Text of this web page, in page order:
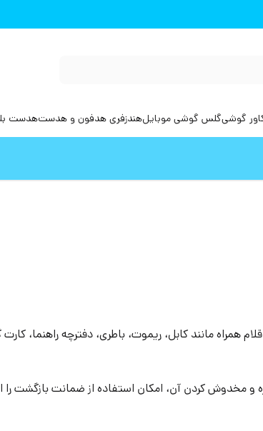
گوشیگلس گوشی موبایلهندزفری هدفون و هدستهدست
همراه مانند کابل، ریموت، باطری، دفترچه راهنما، کارت
و مخدوش کردن آن، امکان استفاده از ضمانت بازگشت را